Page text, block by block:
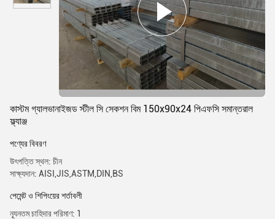
কাস্টম গ্যালভানাইজড স্টীল সি সেকশন বিম 150x90x24 পিএফসি সমান্তরাল
ফ্ল্যাঞ্জ
পণ্যের বিবরণ
উৎপত্তি স্থল: চীন
সাক্ষ্যদান: AISI,JIS,ASTM,DIN,BS
পেমেন্ট ও শিপিংয়ের শর্তাবলী
ন্যূনতম চাহিদার পরিমাণ: 1